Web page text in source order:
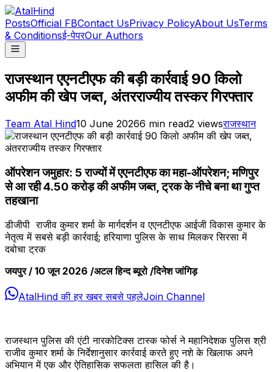
PostsOfficial FBContact UsPrivacy PolicyAbout UsTerms
& Conditionsई-पेपरOur Authors
राजस्थान एएनटीएफ की बड़ी कार्रवाई 90 किलो
अफीम की खेप जब्त, अंतरराज्यीय तस्कर गिरफ्तार
Team Atal Hind10 June 20266 min read2 viewsराजस्थान
ऑपरेशन जमुहार: 5 राज्यों में एएनटीएफ का महा-ऑपरेशन; मणिपुर
से आ रही ₹4.50 करोड़ की अफीम जब्त, ट्रक के नीचे बना था गुप्त
तहखाना
डीजीपी राजीव कुमार शर्मा के मार्गदर्शन व एएनटीएफ आईजी विकास कुमार के
नेतृत्व में सबसे बड़ी कार्रवाई; हरियाणा पुलिस के साथ मिलकर सिरसा में
दबोचा ट्रक
जयपुर / 10 जून 2026 /अटल हिन्द ब्यूरो /दिनेश जांगिड़
AtalHind की हर खबर सबसे पहलेJoin Channel
राजस्थान पुलिस की एंटी नारकोटिक्स टास्क फोर्स ने महानिदेशक पुलिस श्री
राजीव कुमार शर्मा के निर्देशानुसार कार्रवाई करते हुए नशे के खिलाफ अपने
अभियान में एक और ऐतिहासिक सफलता हासिल की है।